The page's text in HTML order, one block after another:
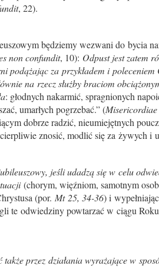
, 22).
będziemy wezwani do bycia
non confundit, 10): Odpust jest zatem
za przykładem i poleceniem
na rzecz służby braciom
: głodnych nakarmić, spragnionych
umarłych pogrzebać.” (Misericordiae
dobrze radzić, nieumiejętnych
znosić, modlić się za żywych i
jeśli udadzą się w celu
(chorym, więźniom, samotnym
(por. Mt 25, 34-36) i
te odwiedziny powtarzać w ciągu
także przez działania wyrażające w